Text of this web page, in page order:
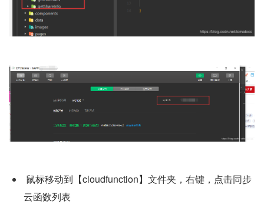
鼠标移动到【cloudfunction】文件夹，右键，点击同步
云函数列表